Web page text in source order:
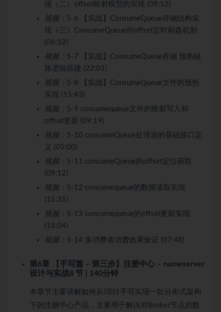
现（二）offset映射模型的实现 (09:12)
视频： 5-6 【实战】ConsumeQueue存储结构实
现（三）ConsumeQueue的offset定时刷盘机制
(06:52)
视频： 5-7 【实战】ConsumeQueue存储 预热链
路逻辑搭建 (22:01)
视频： 5-8 【实战】ConsumeQueue文件的预热
实现 (15:43)
视频： 5-9 consumequeue文件的映射写入和
offset更新 (09:19)
视频： 5-10 consumeQueue处理器的基础接口定
义 (05:00)
视频： 5-11 consumeQueue的offset定位获取
(09:12)
视频： 5-12 consumequeue的数据读取实现
(15:31)
视频： 5-13 consumequeue的offset更新实现
(18:04)
视频： 5-14 多消费者消费效果验证 (07:48)
第6章 【手写篇 – 第三步】注册中心 – nameserver
设计与实战8 节 | 140分钟
本章节主要讲解如何从0到1手写实现一款分布式架构
下的注册中心产品，主要用于解决对Broker节点的数